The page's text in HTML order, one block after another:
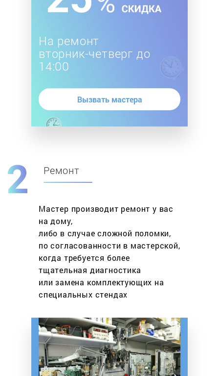
На ремонт
вторник-четверг до
14:00
Вызвать мастера
Ремонт
Мастер производит ремонт у вас
на дому,
либо в случае сложной поломки,
по согласованности в мастерской,
когда требуется более
тщательная диагностика
или замена комплектующих на
специальных стендах